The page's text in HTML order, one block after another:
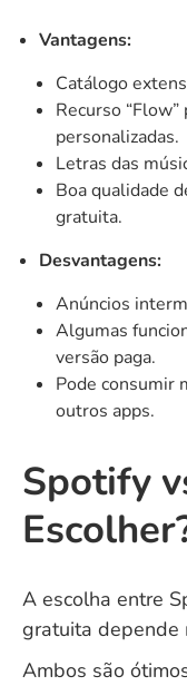
Vantagens:
Catálogo
Recurso
personalizadas.
Letras das
Boa qualidade
gratuita.
Desvantagens:
Anúncios
Algumas
versão paga.
Pode consumir
outros apps.
Spotify
A escolha entre
gratuita depende
Ambos são